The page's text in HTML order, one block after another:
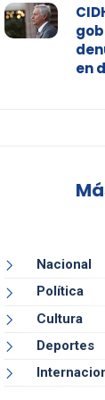
en
Nacional
Política
Cultura
Deportes